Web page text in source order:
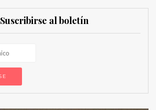
Suscribirse al boletín